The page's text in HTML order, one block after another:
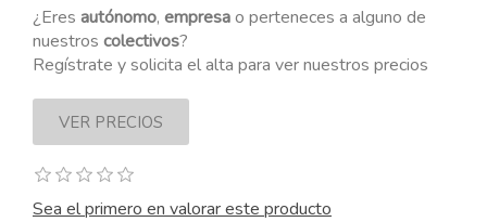
¿Eres autónomo, empresao perteneces a alguno de
nuestros colectivos?
Regístrate y solicita el alta para ver nuestros precios
Sea el primero en valorar este producto